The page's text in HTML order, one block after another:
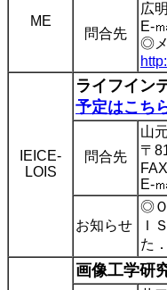
ME
問合先
広
E-
◎メ
IEICE-
LOIS
ライフイン
予定はこち
問合先
山
〒
E-
お知らせ
◎Ｏ
Ｉ
た．
画像工学研